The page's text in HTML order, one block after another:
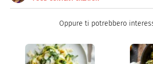
Gastronauta e creativa, dal 2021 con
un lavoro.Oppure ti potrebbero